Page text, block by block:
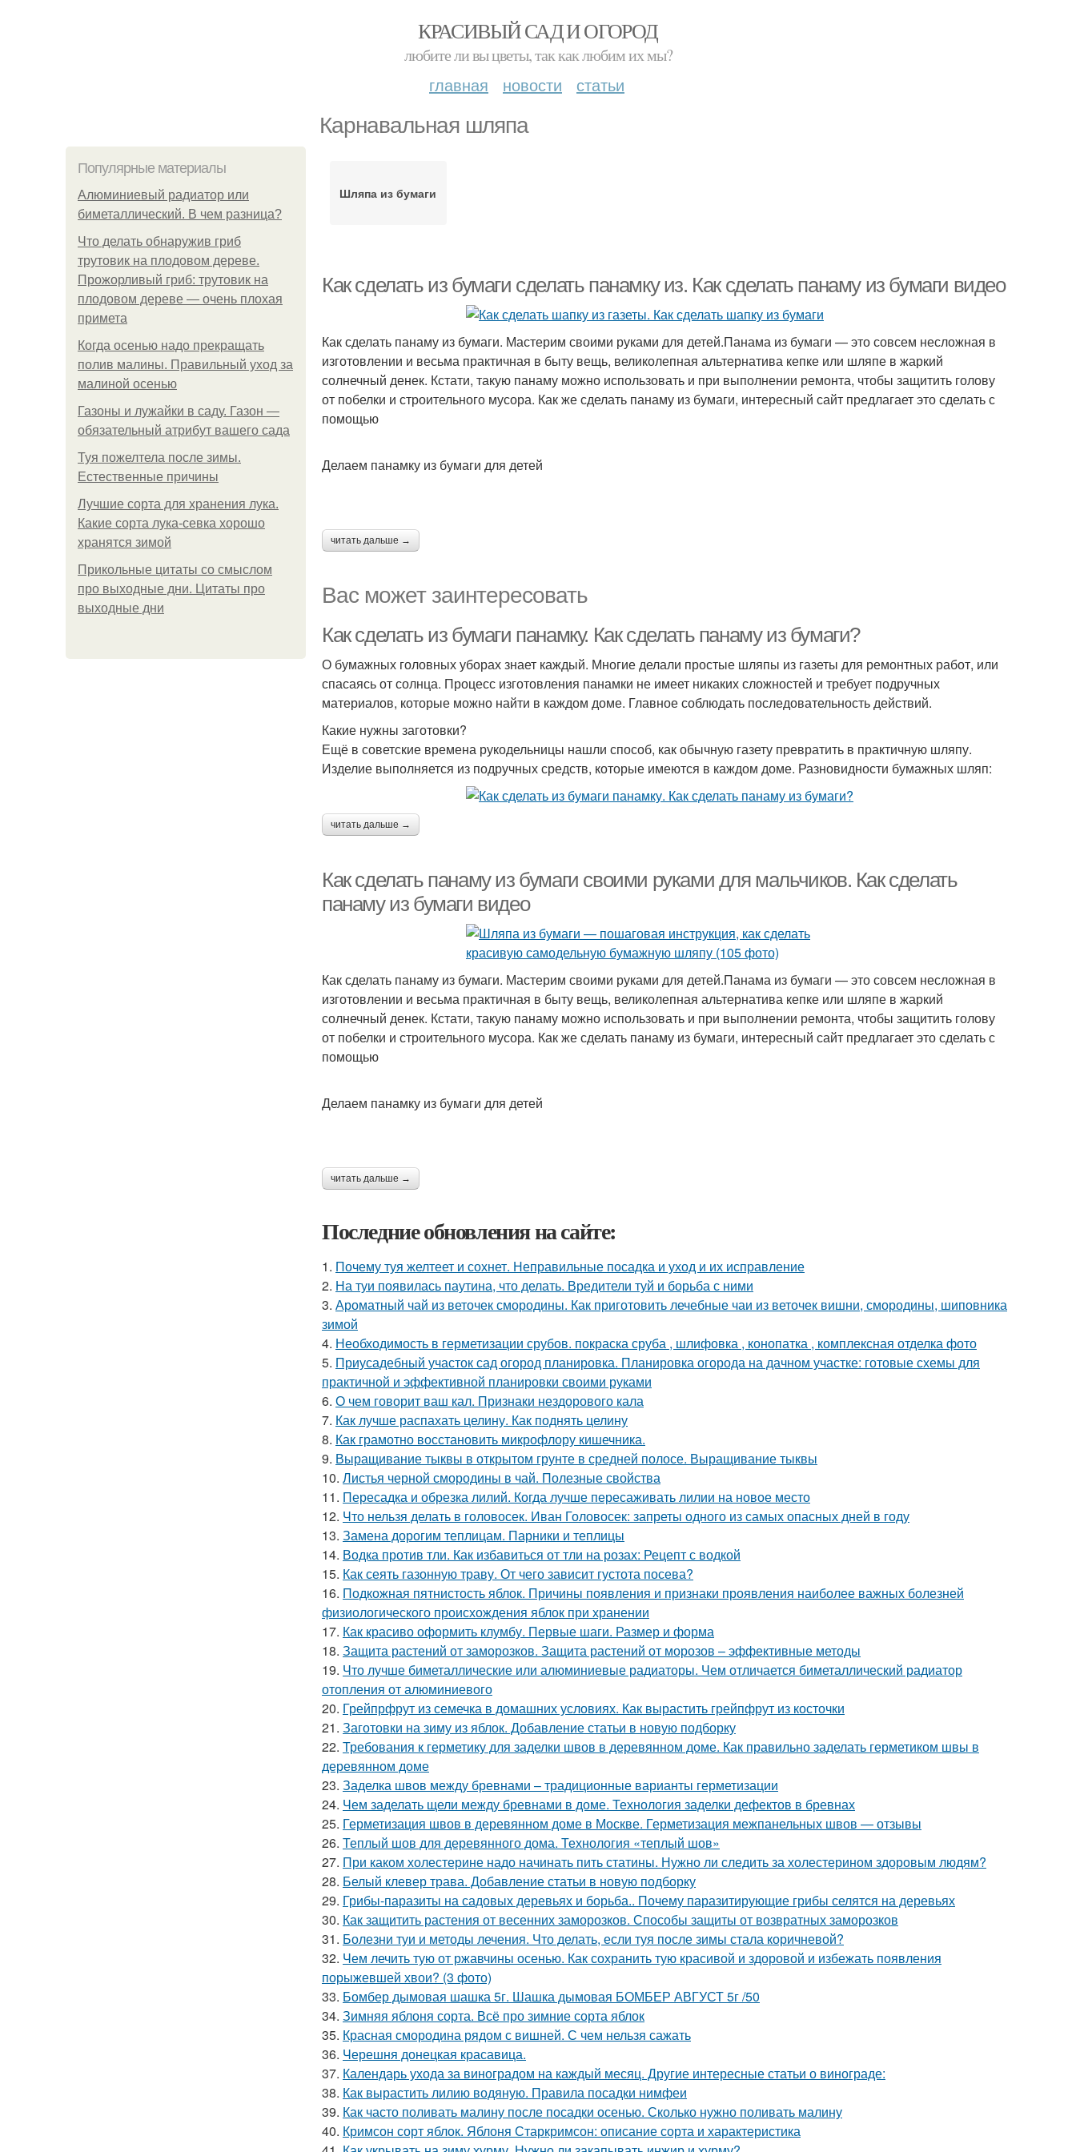
КРАСИВЫЙ САД И ОГОРОД
любите ли вы цветы, так как любим их мы?
главная новости статьи
Карнавальная шляпа
Популярные материалы
Алюминиевый радиатор или
биметаллический. В чем разница?
Что делать обнаружив гриб
трутовик на плодовом дереве.
Прожорливый гриб: трутовик на
плодовом дереве — очень плохая
примета
Когда осенью надо прекращать
полив малины. Правильный уход за
малиной осенью
Газоны и лужайки в саду. Газон —
обязательный атрибут вашего сада
Туя пожелтела после зимы.
Естественные причины
Лучшие сорта для хранения лука.
Какие сорта лука-севка хорошо
хранятся зимой
Прикольные цитаты со смыслом
про выходные дни. Цитаты про
выходные дни
Шляпа из бумаги
Как сделать из бумаги сделать панамку из. Как сделать панаму из бумаги видео
Как сделать панаму из бумаги. Мастерим своими руками для детей.Панама из бумаги — это совсем несложная в
изготовлении и весьма практичная в быту вещь, великолепная альтернатива кепке или шляпе в жаркий
солнечный денек. Кстати, такую панаму можно использовать и при выполнении ремонта, чтобы защитить голову
от побелки и строительного мусора. Как же сделать панаму из бумаги, интересный сайт предлагает это сделать с
помощью
Делаем панамку из бумаги для детей
читать дальше →
Вас может заинтересовать
Как сделать из бумаги панамку. Как сделать панаму из бумаги?
О бумажных головных уборах знает каждый. Многие делали простые шляпы из газеты для ремонтных работ, или
спасаясь от солнца. Процесс изготовления панамки не имеет никаких сложностей и требует подручных
материалов, которые можно найти в каждом доме. Главное соблюдать последовательность действий.
Какие нужны заготовки?
Ещё в советские времена рукодельницы нашли способ, как обычную газету превратить в практичную шляпу.
Изделие выполняется из подручных средств, которые имеются в каждом доме. Разновидности бумажных шляп:
читать дальше →
Как сделать панаму из бумаги своими руками для мальчиков. Как сделать
панаму из бумаги видео
Как сделать панаму из бумаги. Мастерим своими руками для детей.Панама из бумаги — это совсем несложная в
изготовлении и весьма практичная в быту вещь, великолепная альтернатива кепке или шляпе в жаркий
солнечный денек. Кстати, такую панаму можно использовать и при выполнении ремонта, чтобы защитить голову
от побелки и строительного мусора. Как же сделать панаму из бумаги, интересный сайт предлагает это сделать с
помощью
Делаем панамку из бумаги для детей
читать дальше →
Последние обновления на сайте:
1. Почему туя желтеет и сохнет. Неправильные посадка и уход и их исправление
2. На туи появилась паутина, что делать. Вредители туй и борьба с ними
3. Ароматный чай из веточек смородины. Как приготовить лечебные чаи из веточек вишни, смородины, шиповника
зимой
4. Необходимость в герметизации срубов. покраска сруба , шлифовка , конопатка , комплексная отделка фото
5. Приусадебный участок сад огород планировка. Планировка огорода на дачном участке: готовые схемы для
практичной и эффективной планировки своими руками
6. О чем говорит ваш кал. Признаки нездорового кала
7. Как лучше распахать целину. Как поднять целину
8. Как грамотно восстановить микрофлору кишечника.
9. Выращивание тыквы в открытом грунте в средней полосе. Выращивание тыквы
10. Листья черной смородины в чай. Полезные свойства
11. Пересадка и обрезка лилий. Когда лучше пересаживать лилии на новое место
12. Что нельзя делать в головосек. Иван Головосек: запреты одного из самых опасных дней в году
13. Замена дорогим теплицам. Парники и теплицы
14. Водка против тли. Как избавиться от тли на розах: Рецепт с водкой
15. Как сеять газонную траву. От чего зависит густота посева?
16. Подкожная пятнистость яблок. Причины появления и признаки проявления наиболее важных болезней
физиологического происхождения яблок при хранении
17. Как красиво оформить клумбу. Первые шаги. Размер и форма
18. Защита растений от заморозков. Защита растений от морозов – эффективные методы
19. Что лучше биметаллические или алюминиевые радиаторы. Чем отличается биметаллический радиатор
отопления от алюминиевого
20. Грейпрфрут из семечка в домашних условиях. Как вырастить грейпфрут из косточки
21. Заготовки на зиму из яблок. Добавление статьи в новую подборку
22. Требования к герметику для заделки швов в деревянном доме. Как правильно заделать герметиком швы в
деревянном доме
23. Заделка швов между бревнами – традиционные варианты герметизации
24. Чем заделать щели между бревнами в доме. Технология заделки дефектов в бревнах
25. Герметизация швов в деревянном доме в Москве. Герметизация межпанельных швов — отзывы
26. Теплый шов для деревянного дома. Технология «теплый шов»
27. При каком холестерине надо начинать пить статины. Нужно ли следить за холестерином здоровым людям?
28. Белый клевер трава. Добавление статьи в новую подборку
29. Грибы-паразиты на садовых деревьях и борьба.. Почему паразитирующие грибы селятся на деревьях
30. Как защитить растения от весенних заморозков. Способы защиты от возвратных заморозков
31. Болезни туи и методы лечения. Что делать, если туя после зимы стала коричневой?
32. Чем лечить тую от ржавчины осенью. Как сохранить тую красивой и здоровой и избежать появления
порыжевшей хвои? (3 фото)
33. Бомбер дымовая шашка 5г. Шашка дымовая БОМБЕР АВГУСТ 5г /50
34. Зимняя яблоня сорта. Всё про зимние сорта яблок
35. Красная смородина рядом с вишней. С чем нельзя сажать
36. Черешня донецкая красавица.
37. Календарь ухода за виноградом на каждый месяц. Другие интересные статьи о винограде:
38. Как вырастить лилию водяную. Правила посадки нимфеи
39. Как часто поливать малину после посадки осенью. Сколько нужно поливать малину
40. Кримсон сорт яблок. Яблоня Старкримсон: описание сорта и характеристика